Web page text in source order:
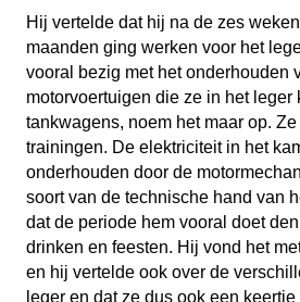
Hij vertelde dat hij na de zes
maanden ging werken voor het
vooral bezig met het onderhouden
motorvoertuigen die ze in het leger
tankwagens, noem het maar op.
trainingen. De elektriciteit in het
onderhouden door de
soort van de technische hand van
dat de periode hem vooral doet
drinken en feesten. Hij vond het
en hij vertelde ook over de
leger en dat ze dus ook een